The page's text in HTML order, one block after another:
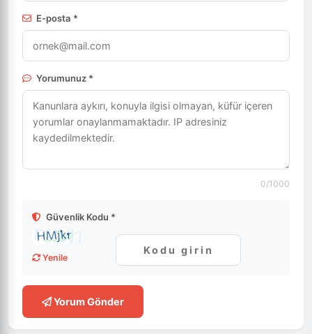
E-posta *
Yorumunuz *
0/1000
Güvenlik Kodu *
Yenile
Yorum Gönder